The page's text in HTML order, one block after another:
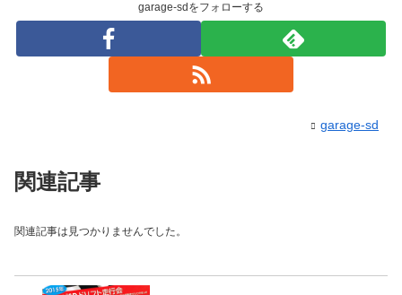
garage-sdをフォローする
garage-sd
関連記事
関連記事は見つかりませんでした。